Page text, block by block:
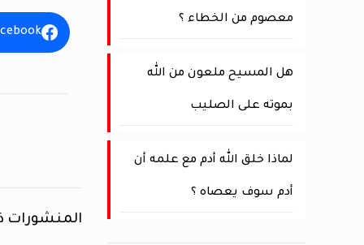
المنشورات
معصوم من الخطاء ؟
هل المسيح ملعون من الله
بموته على الصليب
لماذا خلق الله أدم مع علمه أن
أدم سوف يعصاه ؟